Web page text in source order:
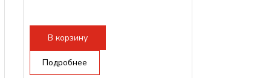
В корзину
Подробнее